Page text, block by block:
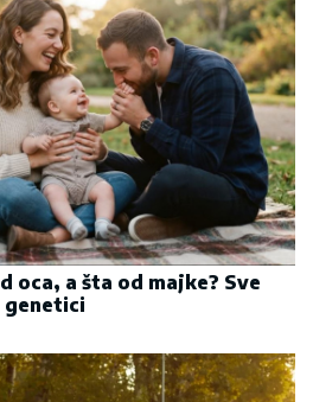
oca, a šta od majke? Sve
genetici